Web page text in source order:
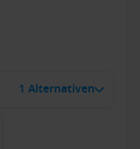
1 Alternativen